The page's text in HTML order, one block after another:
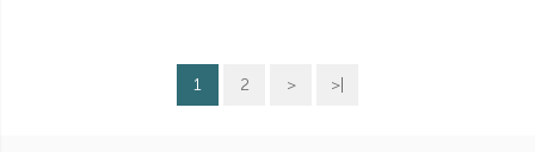
1 2 > >|